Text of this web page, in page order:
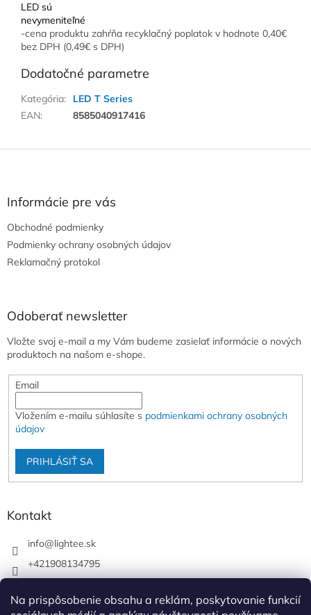
Na prispôsobenie obsahu a reklám, poskytovanie funkcií
LED sú
nevymeniteľné
-cena produktu zahŕňa recyklačný poplatok v hodnote 0,40€
bez DPH (0,49€ s DPH)
Dodatočné parametre
Kategória:
LED T Series
EAN: 8585040917416
Informácie pre vás
Obchodné podmienky
Podmienky ochrany osobných údajov
Reklamačný protokol
Odoberať newsletter
Vložte svoj e-mail a my Vám budeme zasielať informácie o nových
produktoch na našom e-shope.
Email
Vložením e-mailu súhlasíte s podmienkami ochrany osobných
údajov
PRIHLÁSIŤ SA
Kontakt
info@lightee.sk
+421908134795
lightee.sk